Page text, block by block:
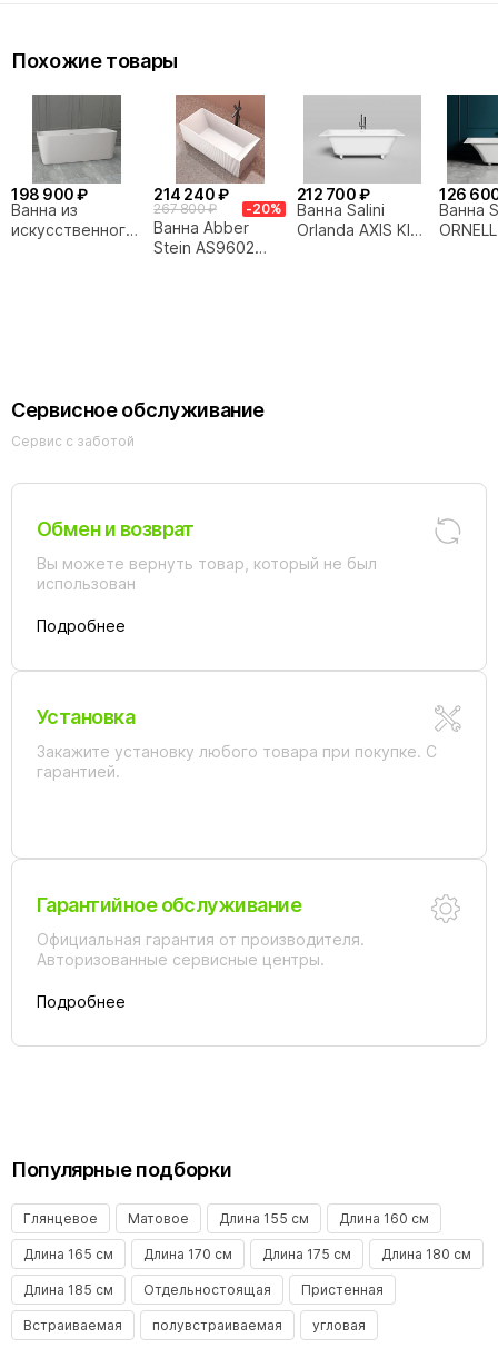
Похожие товары
198 900 ₽
Ванна из
искусственного
214 240 ₽
267 800 ₽ -20%
Ванна Abber
Stein AS9602
212 700 ₽
Ванна Salini
Orlanda AXIS KIT
126
Ванна
Сервисное обслуживание
Сервис с заботой
Обмен и возврат
Вы можете вернуть товар, который не был
использован
Подробнее
Установка
Закажите установку любого товара при покупке. С
гарантией.
Гарантийное обслуживание
Официальная гарантия от производителя.
Авторизованные сервисные центры.
Подробнее
Популярные подборки
Глянцевое Матовое Длина 155 см Длина 160 см
Длина 165 см Длина 170 см Длина 175 см Длина 180 см
Длина 185 см Отдельностоящая Пристенная
Встраиваемая полувстраиваемая угловая